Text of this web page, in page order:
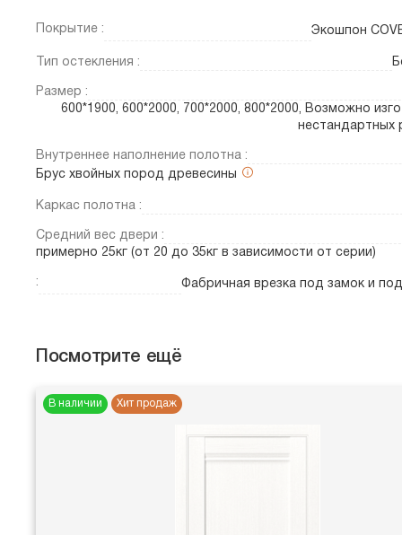
Покрытие : Экошпон
Тип остекления :
Размер :
600*1900, 600*2000, 700*2000, 800*2000, Возможно
нестандартных
Внутреннее наполнение полотна :
Брус хвойных пород древесины
Каркас полотна :
Средний вес двери :
примерно 25кг (от 20 до 35кг в зависимости от серии)
: Фабричная врезка под замок и
Посмотрите ещё
В наличии Хит продаж